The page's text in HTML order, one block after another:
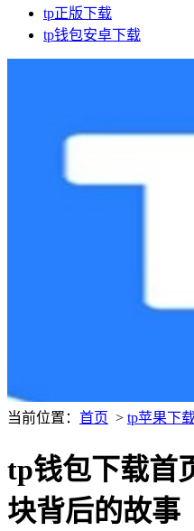
tp正版下载
tp钱包安卓下载
当前位置： 首页 > tp苹果下
tp钱包下载首
块背后的故事